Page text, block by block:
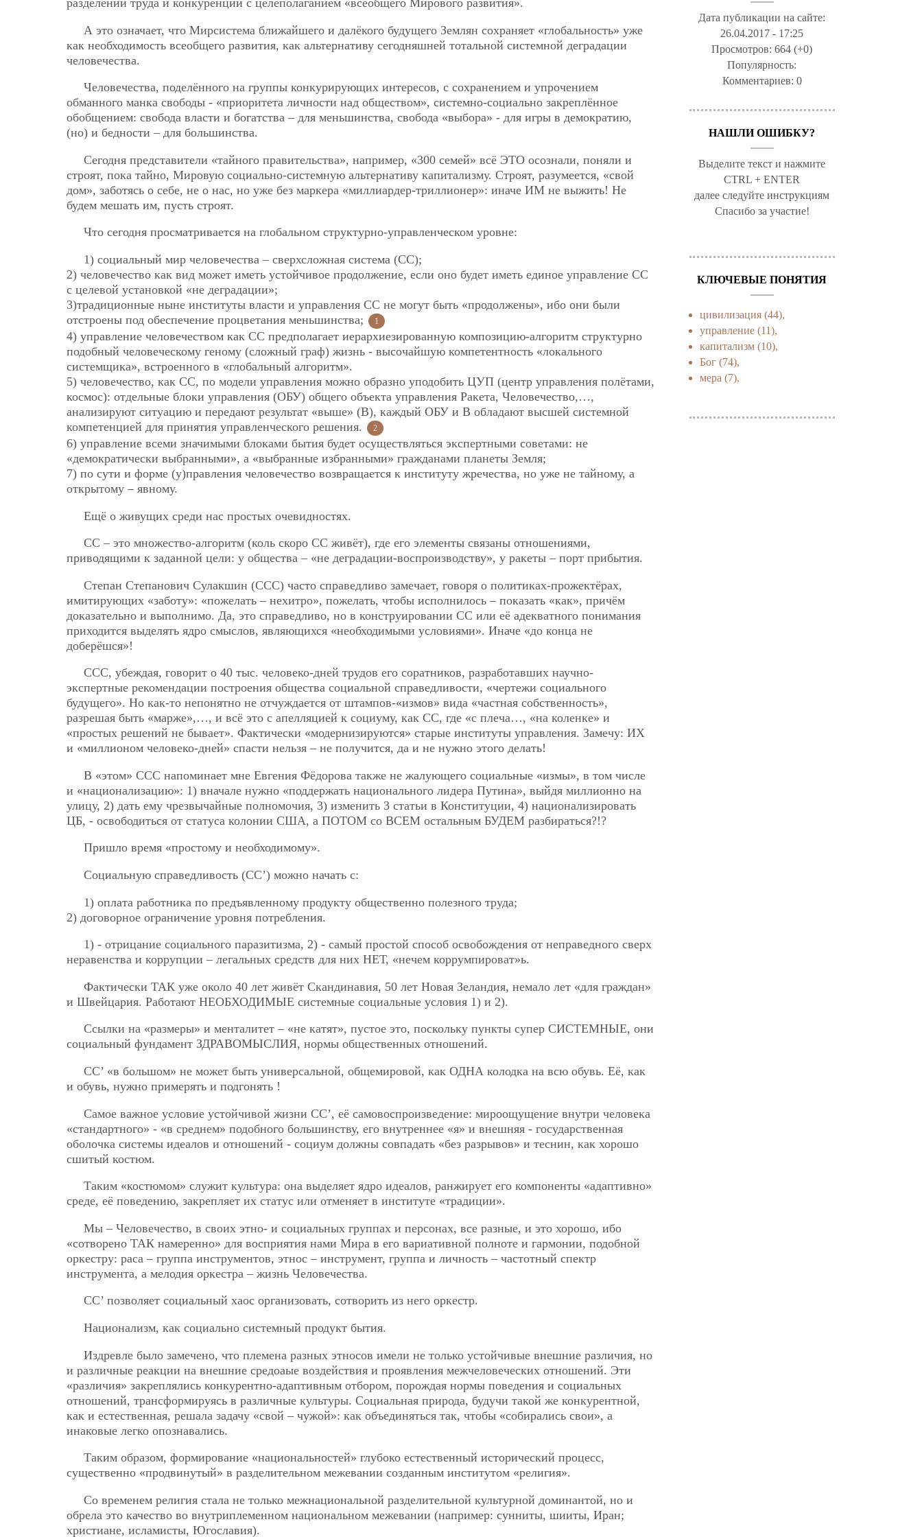
А это означает, что Мирсистема ближайшего и далёкого будущего Землян сохраняет «глобальность» уже
как необходимость всеобщего развития, как альтернативу сегодняшней тотальной системной деградации
человечества.
Человечества, поделённого на группы конкурирующих интересов, с сохранением и упрочением
обманного манка свободы - «приоритета личности над обществом», системно-социально закреплённое
обобщением: свобода власти и богатства – для меньшинства, свобода «выбора» - для игры в демократию,
(но) и бедности – для большинства.
Сегодня представители «тайного правительства», например, «300 семей» всё ЭТО осознали, поняли и
строят, пока тайно, Мировую социально-системную альтернативу капитализму. Строят, разумеется, «свой
дом», заботясь о себе, не о нас, но уже без маркера «миллиардер-триллионер»: иначе ИМ не выжить! Не
будем мешать им, пусть строят.
Что сегодня просматривается на глобальном структурно-управленческом уровне:
1) социальный мир человечества – сверхсложная система (СС);
2) человечество как вид может иметь устойчивое продолжение, если оно будет иметь единое управление СС
с целевой установкой «не деградации»;
3)традиционные ныне институты власти и управления СС не могут быть «продолжены», ибо они были
отстроены под обеспечение процветания меньшинства;
1
4) управление человечеством как СС предполагает иерархиезированную композицию-алгоритм структурно
подобный человеческому геному (сложный граф) жизнь - высочайшую компетентность «локального
системщика», встроенного в «глобальный алгоритм».
5) человечество, как СС, по модели управления можно образно уподобить ЦУП (центр управления полётами,
космос): отдельные блоки управления (ОБУ) общего объекта управления Ракета, Человечество,…,
анализируют ситуацию и передают результат «выше» (В), каждый ОБУ и В обладают высшей системной
компетенцией для принятия управленческого решения.
2
6) управление всеми значимыми блоками бытия будет осуществляться экспертными советами: не
«демократически выбранными», а «выбранные избранными» гражданами планеты Земля;
7) по сути и форме (у)правления человечество возвращается к институту жречества, но уже не тайному, а
открытому – явному.
Ещё о живущих среди нас простых очевидностях.
СС – это множество-алгоритм (коль скоро СС живёт), где его элементы связаны отношениями,
приводящими к заданной цели: у общества – «не деградации-воспроизводству», у ракеты – порт прибытия.
Степан Степанович Сулакшин (ССС) часто справедливо замечает, говоря о политиках-прожектёрах,
имитирующих «заботу»: «пожелать – нехитро», пожелать, чтобы исполнилось – показать «как», причём
доказательно и выполнимо. Да, это справедливо, но в конструировании СС или её адекватного понимания
приходится выделять ядро смыслов, являющихся «необходимыми условиями». Иначе «до конца не
доберёшся»!
ССС, убеждая, говорит о 40 тыс. человеко-дней трудов его соратников, разработавших научно-
экспертные рекомендации построения общества социальной справедливости, «чертежи социального
будущего». Но как-то непонятно не отчуждается от штампов-«измов» вида «частная собственность»,
разрешая быть «марже»,…, и всё это с апелляцией к социуму, как СС, где «с плеча…, «на коленке» и
«простых решений не бывает». Фактически «модернизируются» старые институты управления. Замечу: ИХ
и «миллионом человеко-дней» спасти нельзя – не получится, да и не нужно этого делать!
В «этом» ССС напоминает мне Евгения Фёдорова также не жалующего социальные «измы», в том числе
и «национализацию»: 1) вначале нужно «поддержать национального лидера Путина», выйдя миллионно на
улицу, 2) дать ему чрезвычайные полномочия, 3) изменить 3 статьи в Конституции, 4) национализировать
ЦБ, - освободиться от статуса колонии США, а ПОТОМ со ВСЕМ остальным БУДЕМ разбираться?!?
Пришло время «простому и необходимому».
Социальную справедливость (СС’) можно начать с:
1) оплата работника по предъявленному продукту общественно полезного труда;
2) договорное ограничение уровня потребления.
1) - отрицание социального паразитизма, 2) - самый простой способ освобождения от неправедного сверх
неравенства и коррупции – легальных средств для них НЕТ, «нечем коррумпироват»ь.
Фактически ТАК уже около 40 лет живёт Скандинавия, 50 лет Новая Зеландия, немало лет «для граждан»
и Швейцария. Работают НЕОБХОДИМЫЕ системные социальные условия 1) и 2).
Ссылки на «размеры» и менталитет – «не катят», пустое это, поскольку пункты супер СИСТЕМНЫЕ, они
социальный фундамент ЗДРАВОМЫСЛИЯ, нормы общественных отношений.
СС’ «в большом» не может быть универсальной, общемировой, как ОДНА колодка на всю обувь. Её, как
и обувь, нужно примерять и подгонять !
Самое важное условие устойчивой жизни СС’, её самовоспроизведение: мироощущение внутри человека
«стандартного» - «в среднем» подобного большинству, его внутреннее «я» и внешняя - государственная
оболочка системы идеалов и отношений - социум должны совпадать «без разрывов» и теснин, как хорошо
сшитый костюм.
Таким «костюмом» служит культура: она выделяет ядро идеалов, ранжирует его компоненты «адаптивно»
среде, её поведению, закрепляет их статуc или отменяет в институте «традиции».
Мы – Человечество, в своих этно- и социальных группах и персонах, все разные, и это хорошо, ибо
«сотворено ТАК намеренно» для восприятия нами Мира в его вариативной полноте и гармонии, подобной
оркестру: раса – группа инструментов, этнос – инструмент, группа и личность – частотный спектр
инструмента, а мелодия оркестра – жизнь Человечества.
СС’ позволяет социальный хаос организовать, сотворить из него оркестр.
Национализм, как социально системный продукт бытия.
Издревле было замечено, что племена разных этносов имели не только устойчивые внешние различия, но
и различные реакции на внешние средоаые воздействия и проявления межчеловеческих отношений. Эти
«различия» закреплялись конкурентно-адаптивным отбором, порождая нормы поведения и социальных
отношений, трансформируясь в различные культуры. Социальная природа, будучи такой же конкурентной,
как и естественная, решала задачу «свой – чужой»: как объединяться так, чтобы «собирались свои», а
инаковые легко опознавались.
Таким образом, формирование «национальностей» глубоко естественный исторический процесс,
существенно «продвинутый» в разделительном межевании созданным институтом «религия».
Со временем религия стала не только межнациональной разделительной культурной доминантой, но и
обрела это качество во внутриплеменном национальном межевании (например: сунниты, шииты, Иран;
христиане, исламисты, Югославия).
Дата публикации на сайте:
26.04.2017 - 17:25
Просмотров:664 (+0)
Популярность:
Комментариев: 0
НАШЛИ ОШИБКУ?
Выделите текст и нажмите
CTRL + ENTER
далее следуйте инструкциям
Спасибо за участие!
КЛЮЧЕВЫЕ ПОНЯТИЯ
цивилизация (44),
управление (11),
капитализм (10),
Бог (74),
мера (7),